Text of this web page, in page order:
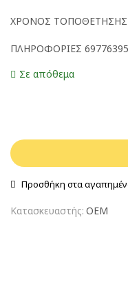
ΧΡΟΝΟΣ ΤΟΠΟΘΕΤΗΣΗΣ
ΠΛΗΡΟΦΟΡΙΕΣ
Σε απόθεμα
Προσθήκη στα
Κατασκευαστής: OEM